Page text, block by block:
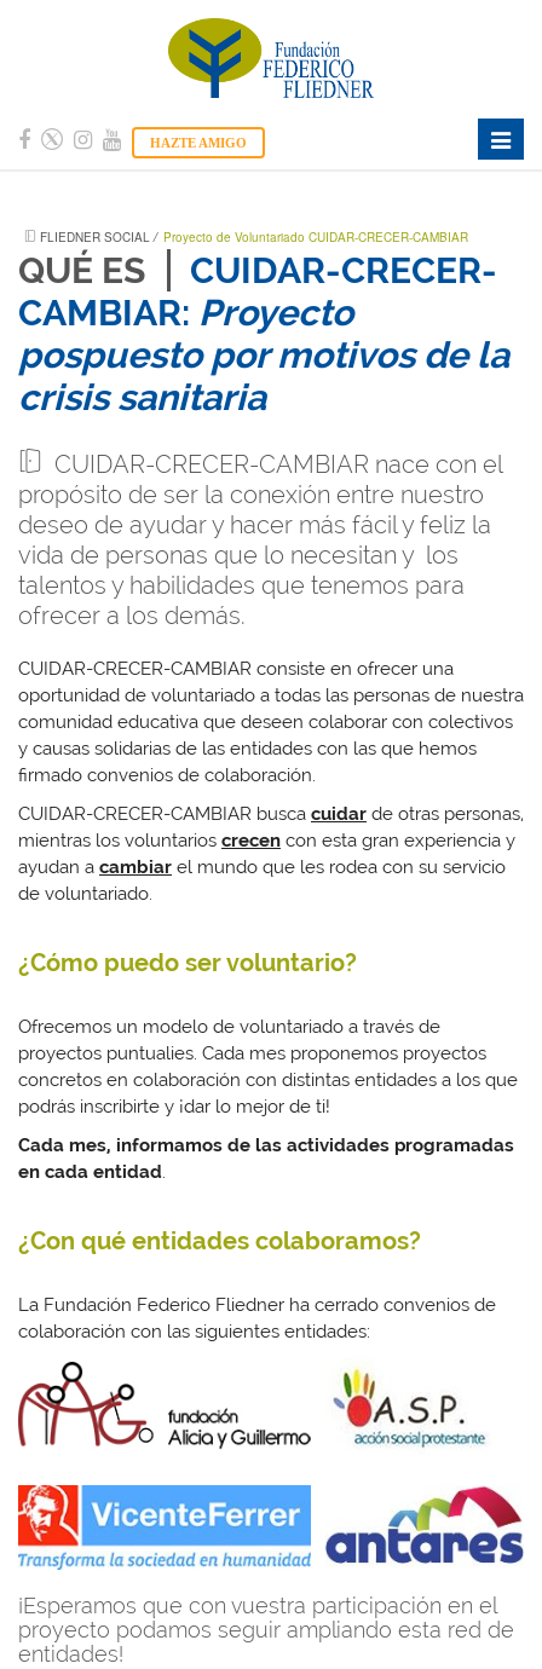
HAZTE AMIGO
Toggle
FLIEDNER SOCIAL / Proyecto de Voluntariado CUIDAR-CRECER-CAMBIAR
QUÉ ES
CUIDAR-CRECER-
CAMBIAR: Proyecto
pospuesto por motivos de la
crisis sanitaria
CUIDAR-CRECER-CAMBIAR nace con el
propósito de ser la conexión entre nuestro
deseo de ayudar y hacer más fácil y feliz la
vida de personas que lo necesitan y los
talentos y habilidades que tenemos para
ofrecer a los demás.
CUIDAR-CRECER-CAMBIAR consiste en ofrecer una
oportunidad de voluntariado a todas las personas de nuestra
comunidad educativa que deseen colaborar con colectivos
y causas solidarias de las entidades con las que hemos
firmado convenios de colaboración.
CUIDAR-CRECER-CAMBIAR busca cuidar de otras personas,
mientras los voluntarios crecen con esta gran experiencia y
ayudan a cambiar el mundo que les rodea con su servicio
de voluntariado.
¿Cómo puedo ser voluntario?
Ofrecemos un modelo de voluntariado a través de
proyectos puntualies. Cada mes proponemos proyectos
concretos en colaboración con distintas entidades a los que
podrás inscribirte y ¡dar lo mejor de ti!
Cada mes, informamos de las actividades programadas
en cada entidad.
¿Con qué entidades colaboramos?
La Fundación Federico Fliedner ha cerrado convenios de
colaboración con las siguientes entidades:
¡Esperamos que con vuestra participación en el
proyecto podamos seguir ampliando esta red de
entidades!